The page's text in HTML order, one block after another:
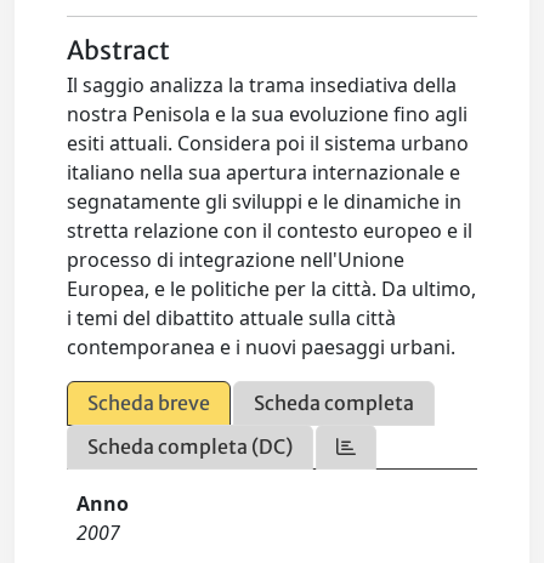
Abstract
Il saggio analizza la trama insediativa della
nostra Penisola e la sua evoluzione fino agli
esiti attuali. Considera poi il sistema urbano
italiano nella sua apertura internazionale e
segnatamente gli sviluppi e le dinamiche in
stretta relazione con il contesto europeo e il
processo di integrazione nell'Unione
Europea, e le politiche per la città. Da ultimo,
i temi del dibattito attuale sulla città
contemporanea e i nuovi paesaggi urbani.
Scheda breve
Scheda completa
Scheda completa (DC)
Anno
2007